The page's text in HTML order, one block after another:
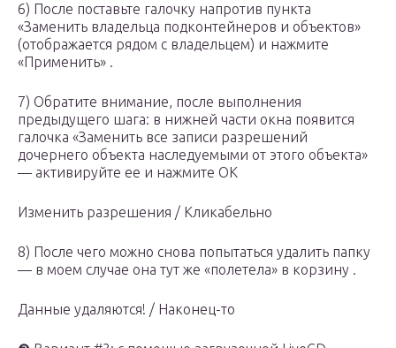
6) После поставьте галочку напротив пункта
«Заменить владельца подконтейнеров и объектов»
(отображается рядом с владельцем) и нажмите
«Применить» .
7) Обратите внимание, после выполнения
предыдущего шага: в нижней части окна появится
галочка «Заменить все записи разрешений
дочернего объекта наследуемыми от этого объекта»
— активируйте ее и нажмите OK
Изменить разрешения / Кликабельно
8) После чего можно снова попытаться удалить папку
— в моем случае она тут же «полетела» в корзину .
Данные удаляются! / Наконец-то